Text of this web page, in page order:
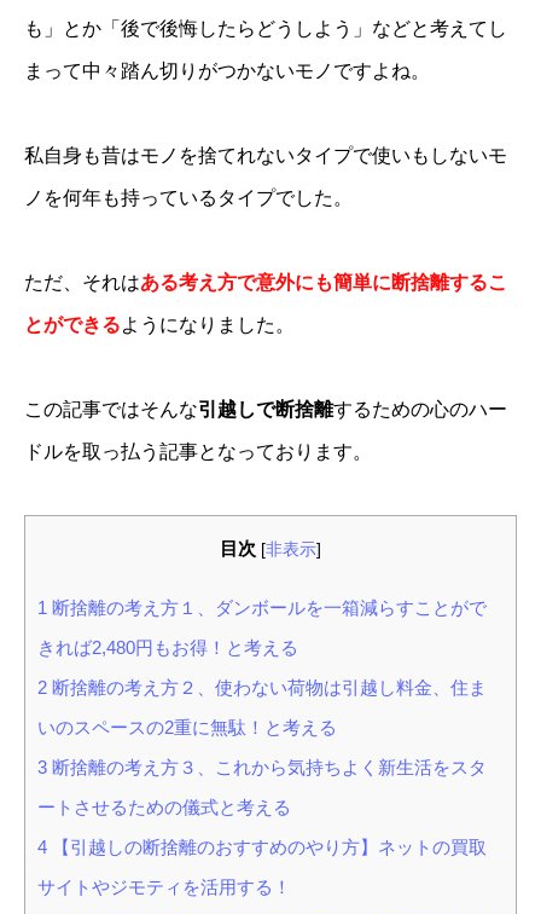
も」とか「後で後悔したらどうしよう」などと考えてし
まって中々踏ん切りがつかないモノですよね。
私自身も昔はモノを捨てれないタイプで使いもしないモ
ノを何年も持っているタイプでした。
ただ、それはある考え方で意外にも簡単に断捨離するこ
とができるようになりました。
この記事ではそんな引越しで断捨離するための心のハー
ドルを取っ払う記事となっております。
目次 [非表示]
1 断捨離の考え方１、ダンボールを一箱減らすことがで
きれば2,480円もお得！と考える
2 断捨離の考え方２、使わない荷物は引越し料金、住ま
いのスペースの2重に無駄！と考える
3 断捨離の考え方３、これから気持ちよく新生活をスタ
ートさせるための儀式と考える
4 【引越しの断捨離のおすすめのやり方】ネットの買取
サイトやジモティを活用する！